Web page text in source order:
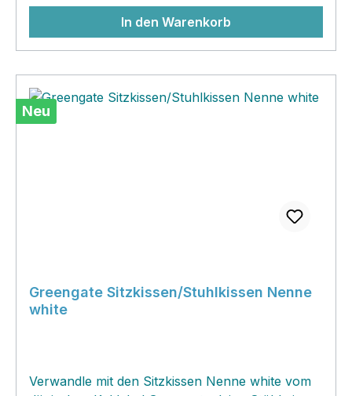
Arbeitsweisen der Geschirrspüler. Einige davon
beschädigen das goldene oder silberne Design
nicht, einige führen jedoch nach längerer Zeit
Partien. Um den komplizierten Reklamationen
vorzubeugen gilt es der Empfehlung des
Herstellers zu folgen.
In den Warenkorb
Neu
Greengate Sitzkissen/Stuhlkissen Nenne
white
Verwandle mit den Sitzkissen Nenne white vom